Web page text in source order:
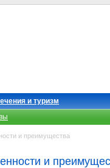
и туризм
и преимущества
и